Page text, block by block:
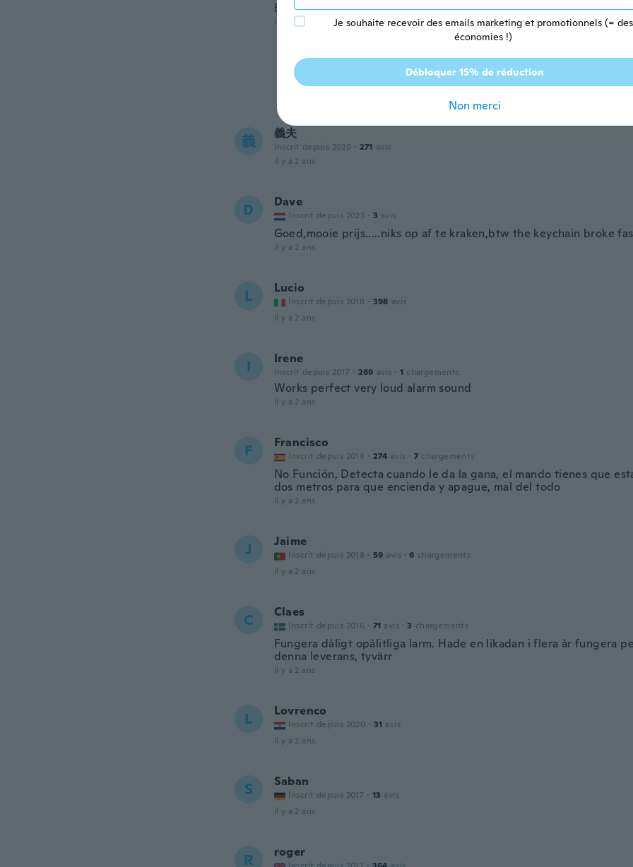
Είναι πάρα πολύ καλή ποιότητα
il y a 2 ans
義 義夫
Inscrit depuis 2020 · 271 avis
il y a 2 ans
D Dave
Inscrit depuis 2023 · 3 avis
Goed,mooie prijs.....niks op af te kraken,btw the keychain broke
il y a 2 ans
L Lucio
Inscrit depuis 2018 · 398 avis
il y a 2 ans
I Irene
Inscrit depuis 2017 · 269 avis · 1 chargements
Works perfect very loud alarm sound
il y a 2 ans
F Francisco
Inscrit depuis 2014 · 274 avis · 7 chargements
No Función, Detecta cuando le da la gana, el mando tienes que
dos metros para que encienda y apague, mal del todo
il y a 2 ans
J Jaime
Inscrit depuis 2018 · 59 avis · 6 chargements
il y a 2 ans
C Claes
Inscrit depuis 2016 · 71 avis · 3 chargements
Fungera dåligt opålitliga larm. Hade en likadan i flera år fungera
denna leverans, tyvärr
il y a 2 ans
L Lovrenco
Inscrit depuis 2020 · 31 avis
il y a 2 ans
S Saban
Inscrit depuis 2017 · 13 avis
il y a 2 ans
R roger
Je souhaite recevoir des emails marketing et promotionnels (= des
économies !)
Débloquer 15% de réduction
Non merci